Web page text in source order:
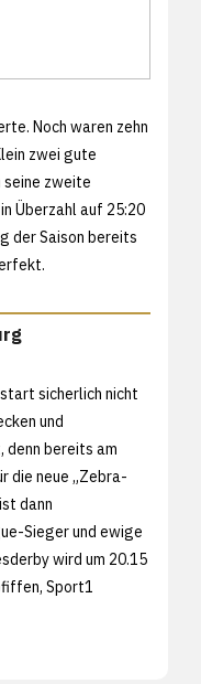
Noch waren zehn
zwei gute
seine zweite
Überzahl auf 25:20
der Saison bereits
sicherlich nicht
und
denn bereits am
die neue „Zebra-
dann
Sieger und ewige
wird um 20.15
Sport1